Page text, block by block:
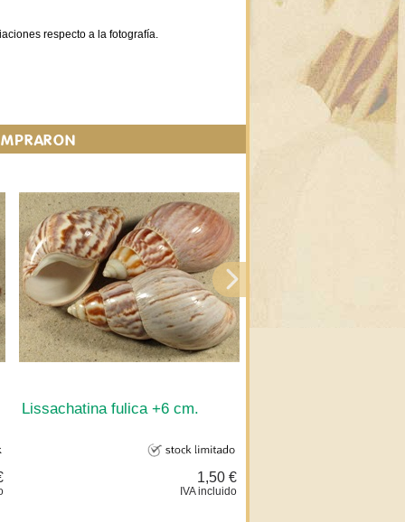
respecto a la fotografía.
Lissachatina fulica +6 cm.
1,50 €
IVA incluido